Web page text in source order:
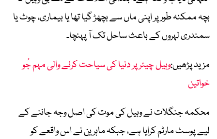
بچہ ممکنہ طور پر اپنی ماں سے بچھڑ گیا تھا یا بیماری، چوٹ یا
سمندری لہروں کے باعث ساحل تک آ پہنچا۔
مزید پڑھیں:وہیل چیئر پر دنیا کی سیاحت کرنے والی مہم جُو
خواتین
محکمہ جنگلات نے وہیل کی موت کی اصل وجہ جاننے کے
لیے پوسٹ مارٹم کرایا ہے، جبکہ ماہرین نے اس واقعے کو